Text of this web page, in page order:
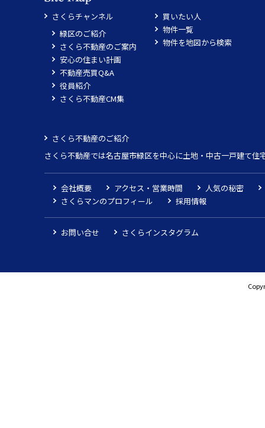
さくらチャンネル
緑区のご紹介
さくら不動産のご案内
安心の住まい計画
不動産売買Q&A
役員紹介
さくら不動産CM集
買いたい人
物件一覧
物件を地図から検索
さくら不動産のご紹介
さくら不動産では名古屋市緑区を中心に土地・中古一戸建て
会社概要 アクセス・営業時間
人気の秘密
さくらマンのプロフィール
採用情報
お問い合せ さくらインスタグラム